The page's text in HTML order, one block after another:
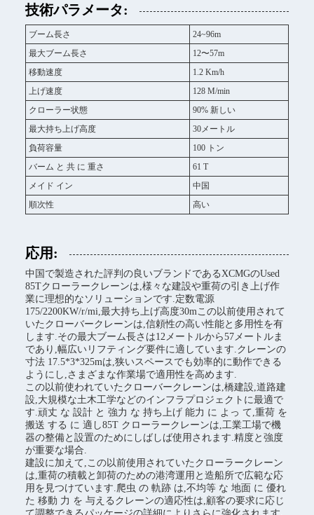
技術パラメータ:
ブーム長さ
24~96m
最大ブーム長さ
12〜57m
移動速度
1.2 Km/h
上げ速度
128 M/min
クローラー状態
90% 新しい
最大持ち上げ高度
30メートル
負荷容量
100 トン
バーム と 共 に 重さ
61 T
メイド イン
中国
順次性
高い
応用:
中国で製造された評判の良いブランドであるXCMGのUsed
85Tクローラークレーンは,様々な建設や重荷の引き上げ作
業に理想的なソリューションです.定数電源
175/2200KW/r/mi,最大持ち上げ高度30mこの以前使用されて
いたクローバークレーンは,信頼性の高い性能と多用性を有
します.その最大ブーム長さは12メートルから57メートルま
であり,幅広いリフティング要件に適しています.クレーンの
寸法 17.5*3*325mは,狭いスペースでも効率的に動作できる
ようにし,さまざまな作業場で適用性を高めます.
この以前使われていたクローバークレーンは,橋建設,道路建
設,大規模な土木工学などのインフラプロジェクトに最適で
す.頑丈 な 設計 と 強力 な 持ち上げ 能力 に よっ て,重荷 を
搬送 する に 適し85T クローラークレーンは,工業工場で機
器の整備と設置のためにしばしば使用されます.精度と強度
が重要な場合.
建設に加えて,この以前使用されていたクローラークレーン
は,重荷の積載と卸荷のための港湾運用と造船所で広範な応
用を見つけています.爬虫 の 軌跡 は,不均等 な 地面 に 優れ
た 移動 力 を 与えるクレーンの適応性は,顧客の要求に応じ